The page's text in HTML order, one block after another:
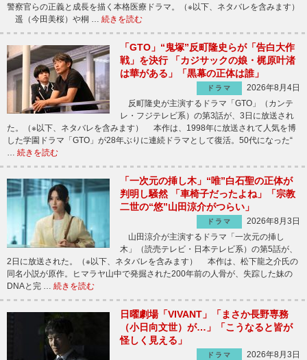
警察官らの正義と成長を描く本格医療ドラマ。（※以下、ネタバレを含みます）
遥（今田美桜）や桐 … 続きを読む
「GTO」“鬼塚”反町隆史らが「告白大作
戦」を決行 「カジサックの娘・梶原叶渚
は華がある」「黒幕の正体は誰」
ドラマ
2026年8月4日
反町隆史が主演するドラマ「GTO」（カンテ
レ・フジテレビ系）の第3話が、3日に放送され
た。（※以下、ネタバレを含みます） 本作は、1998年に放送されて人気を博
した学園ドラマ「GTO」が28年ぶりに連続ドラマとして復活。50代になった“
… 続きを読む
「一次元の挿し木」“唯”白石聖の正体が
判明し騒然 「車椅子だったよね」「宗教
二世の“悠”山田涼介がつらい」
ドラマ
2026年8月3日
山田涼介が主演するドラマ「一次元の挿し
木」（読売テレビ・日本テレビ系）の第5話が、
2日に放送された。（※以下、ネタバレを含みます） 本作は、松下龍之介氏の
同名小説が原作。ヒマラヤ山中で発掘された200年前の人骨が、失踪した妹の
DNAと完 … 続きを読む
日曜劇場「VIVANT」「まさか長野専務
（小日向文世）が…」「こうなると皆が
怪しく見える」
ドラマ
2026年8月3日